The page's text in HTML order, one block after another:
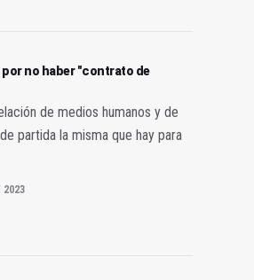
por no haber "contrato de
de medios humanos y de
partida la misma que hay para
2023